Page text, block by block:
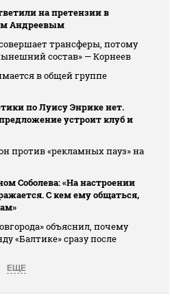
на претензии в
Андреевым
трансферы, потому
состав» — Корнеев
в общей группе
по Луису Энрике нет.
устроит клуб и
против «рекламных пауз» на
Соболева: «На настроении
С кем ему общаться,
объяснил, почему
«Балтике» сразу после
ЕЩЕ